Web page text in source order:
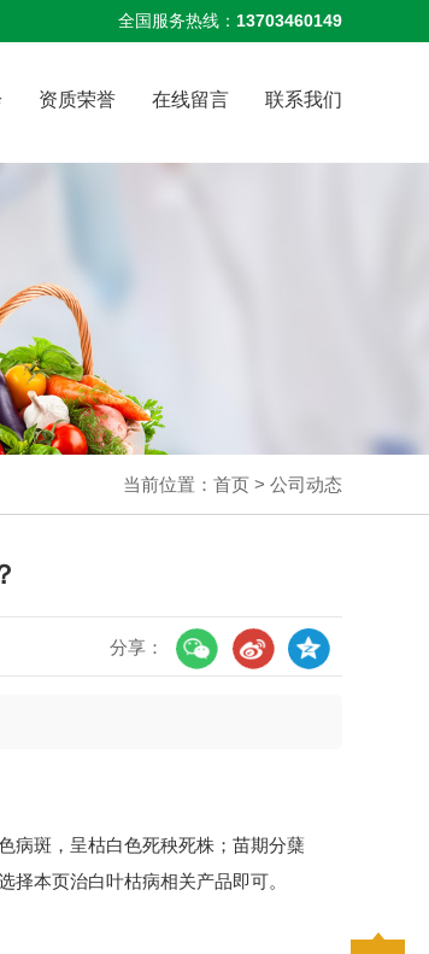
全国服务热线： 13703460149
资质荣誉 在线留言 联系我们
当前位置： 首页 > 公司动态
分享：
斑，呈枯白色死秧死株；苗期分蘖
本页治白叶枯病相关产品即可。